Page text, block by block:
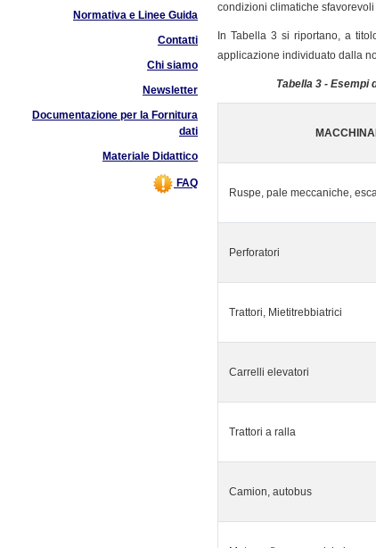
Normativa e Linee Guida
Contatti
Chi siamo
Newsletter
Documentazione per la Fornitura
dati
Materiale Didattico
FAQ
condizioni climatiche
In Tabella 3 si riportano, a
applicazione individuato dalla
Tabella 3 -
Ruspe, pale meccaniche,
Perforatori
Trattori, Mietitrebbiatrici
Carrelli elevatori
Trattori a ralla
Camion, autobus